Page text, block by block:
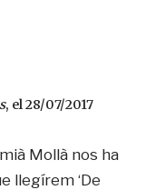
, el 28/07/2017
Mollà nos ha
llegírem ‘De